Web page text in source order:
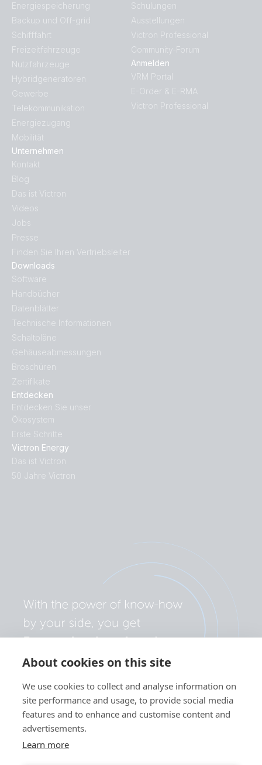
About cookies on this site
We use cookies to collect and analyse information on
site performance and usage, to provide social media
features and to enhance and customise content and
advertisements.
Learn more
Entdecken
Entdecken Sie unser
Ökosystem
Erste Schritte
Victron Energy
Das ist Victron
50 Jahre Victron
Downloads
Software
Handbücher
Datenblätter
Technische Informationen
Schaltpläne
Gehäuseabmessungen
Broschüren
Zertifikate
Energiespeicherung
Backup und Off-grid
Schifffahrt
Freizeitfahrzeuge
Nutzfahrzeuge
Hybridgeneratoren
Gewerbe
Telekommunikation
Energiezugang
Mobilität
Unternehmen
Kontakt
Blog
Das ist Victron
Videos
Jobs
Presse
Finden Sie Ihren Vertriebsleiter
Schulungen
Ausstellungen
Victron Professional
Community-Forum
Anmelden
VRM Portal
E-Order & E-RMA
Victron Professional